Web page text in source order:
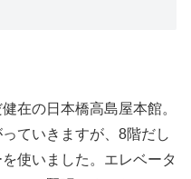
在の日本橋高島屋本館。
ていきますが、8階だし
使いました。エレベータ